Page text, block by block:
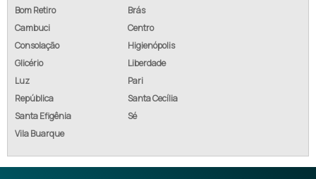
COTAR ADITIVO EMULGADOR
EMPRESA DE ADITIVO EMULGADOR
EMPRESA DE ADITIVO EMULGADOR INDUSTRIAL TÊXTIL
FÁBRICA DE ADITIVO EMULGADOR
Bom Retiro
Brás
Cambuci
Centro
Consolação
Higienópolis
Glicério
Liberdade
Luz
Pari
República
Santa Cecília
Santa Efigênia
Sé
Vila Buarque